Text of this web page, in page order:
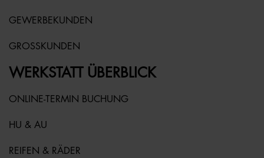
GEWERBEKUNDEN
GROSSKUNDEN
WERKSTATT ÜBERBLICK
ONLINE-TERMIN BUCHUNG
HU & AU
REIFEN & RÄDER